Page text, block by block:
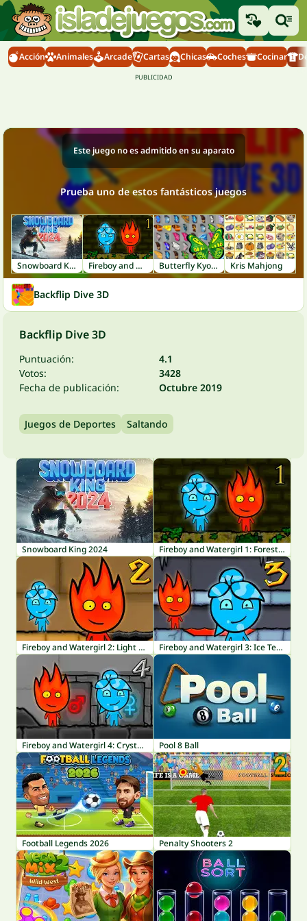
Acción Animales Arcade Cartas Chicas Coches Cocinar
Este juego no es admitido en su aparato
Prueba uno de estos fantásticos juegos
Snowboard King 2024 Fireboy and Watergirl 1: Forest Temple Butterfly Kyodai Kris Mahjong
Backflip Dive 3D
Backflip Dive 3D
Puntuación:
4.1
Votos:
3428
Fecha de publicación:
Octubre 2019
Juegos de Deportes Saltando
Snowboard King 2024 Fireboy and Watergirl 1: Forest Temple
Fireboy and Watergirl 2: Light Temple Fireboy and Watergirl 3: Ice Temple
Fireboy and Watergirl 4: Crystal Temple Pool 8 Ball
Football Legends 2026 Penalty Shooters 2